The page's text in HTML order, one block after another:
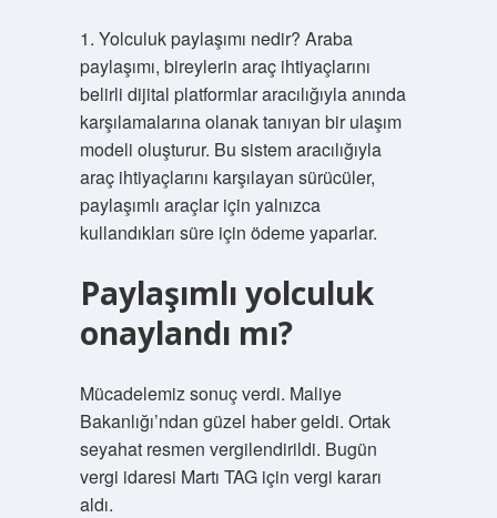
1. Yolculuk paylaşımı nedir? Araba
paylaşımı, bireylerin araç ihtiyaçlarını
belirli dijital platformlar aracılığıyla anında
karşılamalarına olanak tanıyan bir ulaşım
modeli oluşturur. Bu sistem aracılığıyla
araç ihtiyaçlarını karşılayan sürücüler,
paylaşımlı araçlar için yalnızca
kullandıkları süre için ödeme yaparlar.
Paylaşımlı yolculuk
onaylandı mı?
Mücadelemiz sonuç verdi. Maliye
Bakanlığı’ndan güzel haber geldi. Ortak
seyahat resmen vergilendirildi. Bugün
vergi idaresi Martı TAG için vergi kararı
aldı.